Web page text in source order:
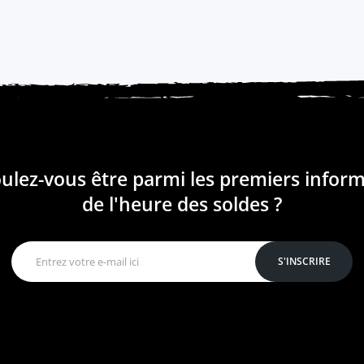
vous être parmi les premiers
de l'heure des soldes ?
S'INSCRIRE